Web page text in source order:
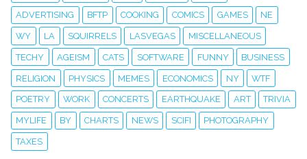
ADVERTISING BFTP COOKING COMICS GAMES NE
WY LA SQUIRRELS LASVEGAS MISCELLANEOUS
TECHY AGEISM CATS SOFTWARE FUNNY BUSINESS
RELIGION PHYSICS MEMES ECONOMICS NY WTF
POETRY WORK CONCERTS EARTHQUAKE ART TRIVIA
MYLIFE BY CHARTS NEWS SCIFI PHOTOGRAPHY
TAXES